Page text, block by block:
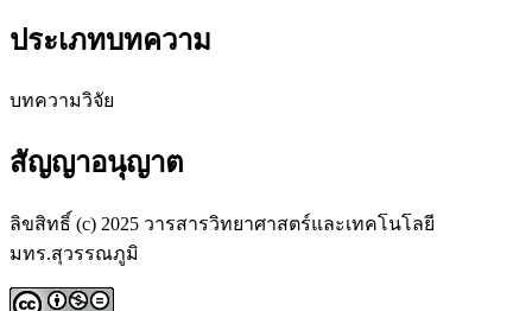
ประเภทบทความ
บทความวิจัย
สัญญาอนุญาต
ลิขสิทธิ์ (c) 2025 วารสารวิทยาศาสตร์และเทคโนโลยี
มทร.สุวรรณภูมิ